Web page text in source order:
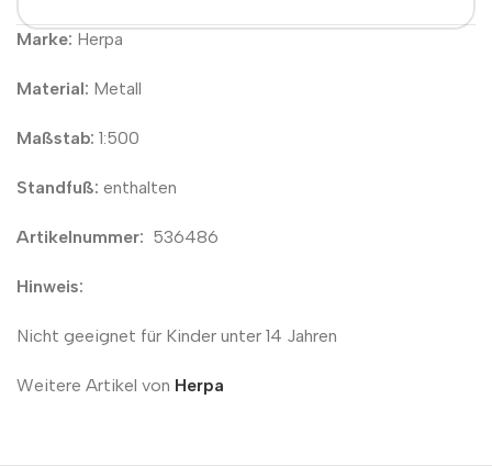
Marke: Herpa
Material: Metall
Maßstab: 1:500
Standfuß: enthalten
Artikelnummer: 536486
Hinweis:
Nicht geeignet für Kinder unter 14 Jahren
Weitere Artikel von Herpa